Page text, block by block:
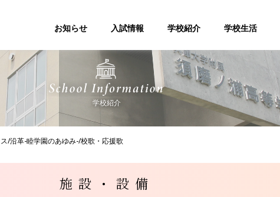
お知らせ 入試情報 学校紹介 学校生活
学校紹介
/沿革-睦学園のあゆみ-/校歌・応援歌
施設・設備